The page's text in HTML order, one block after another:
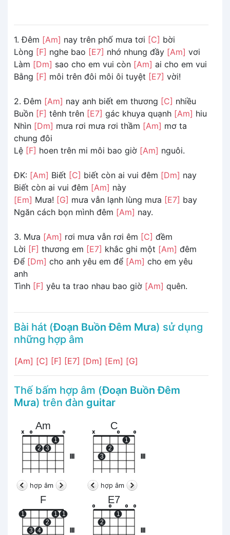
1. Đêm [Am] nay trên phố mưa tơi [C] bời
Lòng [F] nghe bao [E7] nhớ nhung đầy [Am] vơi
Làm [Dm] sao cho em vui còn [Am] ai cho em vui
Bằng [F] môi trên đôi môi ôi tuyệt [E7] vời!
2. Đêm [Am] nay anh biết em thương [C] nhiều
Buồn [F] tênh trên [E7] gác khuya quạnh [Am] hiu
Nhìn [Dm] mưa rơi mưa rơi thầm [Am] mơ ta
chung đôi
Lệ [F] hoen trên mi môi bao giờ [Am] nguôi.
ĐK: [Am] Biết [C] biết còn ai vui đêm [Dm] nay
Biết còn ai vui đêm [Am] này
[Em] Mưa! [G] mưa vẫn lạnh lùng mưa [E7] bay
Ngăn cách bọn mình đêm [Am] nay.
3. Mưa [Am] rơi mưa vẫn rơi êm [C] đềm
Lời [F] thương em [E7] khắc ghi một [Am] đêm
Để [Dm] cho anh yêu em để [Am] cho em yêu
anh
Tình [F] yêu ta trao nhau bao giờ [Am] quên.
Bài hát (Đoạn Buồn Đêm Mưa) sử dụng
những hợp âm
[Am] [C] [F] [E7] [Dm] [Em] [G]
Thế bấm hợp âm (Đoạn Buồn Đêm
Mưa) trên đàn guitar
Am
x o
2 3
1
o
hợp âm
C
x
3
2
o
1
o
hợp âm
F
III
1
3 4
2
1 1
E7
o
2
o
1
o o